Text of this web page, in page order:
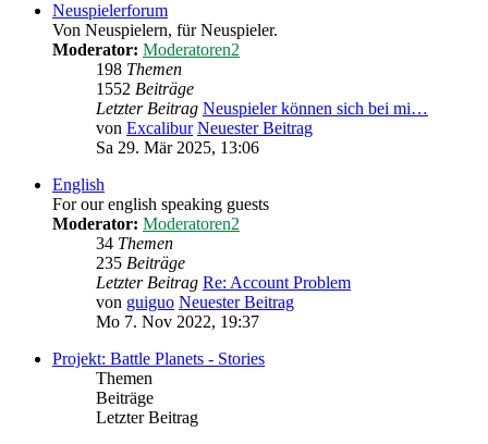
Neuspielerforum
Von Neuspielern, für Neuspieler.
Moderator: Moderatoren2
198 Themen
1552 Beiträge
Letzter Beitrag Neuspieler können sich bei mi…
von Excalibur Neuester Beitrag
Sa 29. Mär 2025, 13:06
English
For our english speaking guests
Moderator: Moderatoren2
34 Themen
235 Beiträge
Letzter Beitrag Re: Account Problem
von guiguo Neuester Beitrag
Mo 7. Nov 2022, 19:37
Projekt: Battle Planets - Stories
Themen
Beiträge
Letzter Beitrag